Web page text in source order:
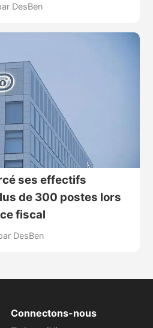
DesBen
ses effectifs
de 300 postes lors
fiscal
DesBen
Connectons-nous